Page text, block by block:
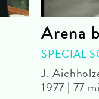
Arena
SPECIAL
J.
1977 | 77